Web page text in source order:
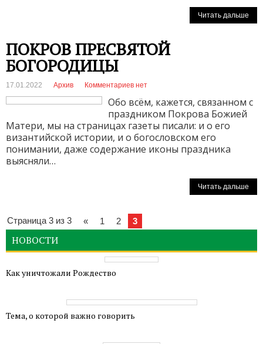
Читать дальше
ПОКРОВ ПРЕСВЯТОЙ
БОГОРОДИЦЫ
17.01.2022 Архив Комментариев нет
Обо всём, кажется, связанном с
праздником Покрова Божией
Матери, мы на страницах газеты писали: и о его
византийской истории, и о богословском его
понимании, даже содержание иконы праздника
выясняли…
Читать дальше
Страница 3 из 3 « 1 2 3
НОВОСТИ
Как уничтожали Рождество
Тема, о которой важно говорить